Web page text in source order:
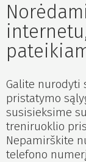
Galite nurodyti
pristatymo
susisieksime
treniruoklio
Nepamirškite
telefono